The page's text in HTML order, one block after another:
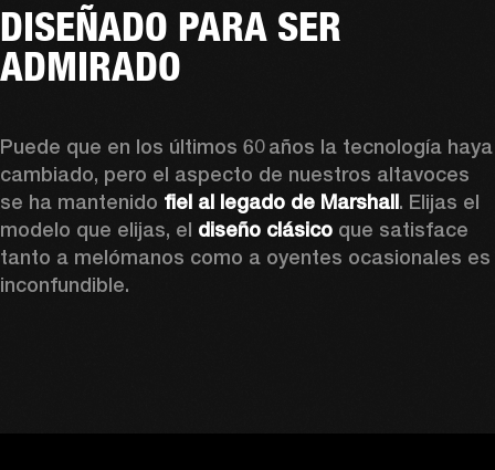
DISEÑADO PARA SER
ADMIRADO
Puede que en los últimos 60 años la tecnología haya
cambiado, pero el aspecto de nuestros altavoces
se ha mantenido fiel al legado de Marshall. Elijas el
modelo que elijas, el diseño clásico que satisface
tanto a melómanos como a oyentes ocasionales es
inconfundible.